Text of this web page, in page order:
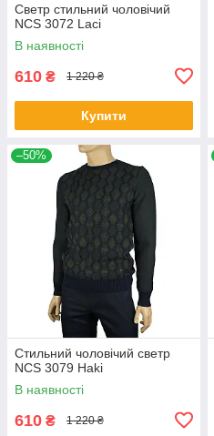
Светр стильний чоловічий
NCS 3072 Laci
В наявності
610 ₴ 1 220 ₴
Купити
–50%
Стильний чоловічий светр
NCS 3079 Haki
В наявності
610 ₴ 1 220 ₴